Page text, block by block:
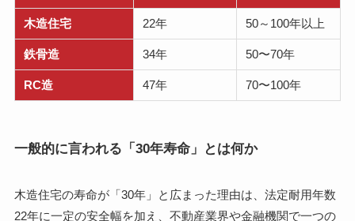
木造住宅 22年 50～100年以上
鉄骨造 34年 50〜70年
RC造 47年 70〜100年
一般的に言われる「30年寿命」とは何か
木造住宅の寿命が「30年」と広まった理由は、法定耐用年数
22年に一定の安全幅を加え、不動産業界や金融機関で一つの